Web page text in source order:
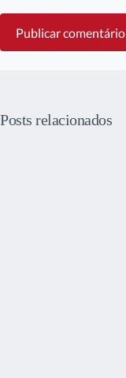
Publicar comentário
Posts relacionados